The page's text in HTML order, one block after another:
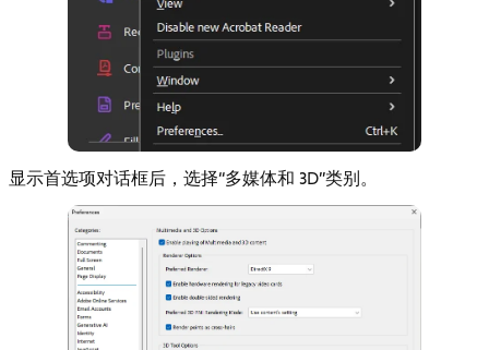
显示首选项对话框后，选择“多媒体和 3D”类别。